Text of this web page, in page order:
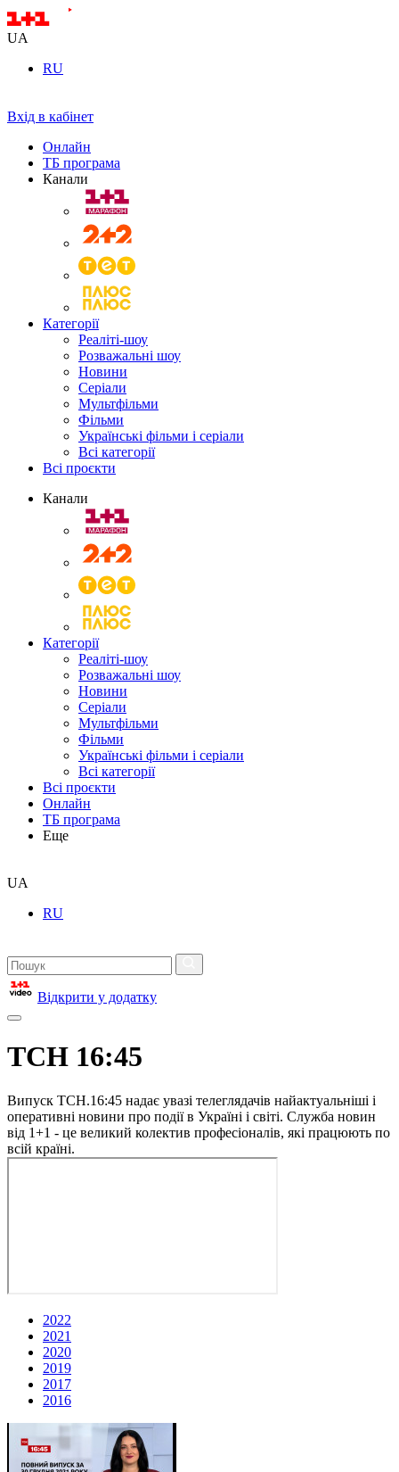
UA
RU
Вхід в кабінет
Онлайн
ТБ програма
Канали
Категорії
Реаліті-шоу
Розважальні шоу
Новини
Серіали
Мультфільми
Фільми
Українські фільми і серіали
Всі категорії
Всі проєкти
Канали
Категорії
Реаліті-шоу
Розважальні шоу
Новини
Серіали
Мультфільми
Фільми
Українські фільми і серіали
Всі категорії
Всі проєкти
Онлайн
ТБ програма
Еще
UA
RU
Відкрити у додатку
ТСН 16:45
Випуск ТСН.16:45 надає увазі телеглядачів найактуальніші і
оперативні новини про події в Україні і світі. Служба новин
від 1+1 - це великий колектив професіоналів, які працюють по
всій країні.
2022
2021
2020
2019
2017
2016